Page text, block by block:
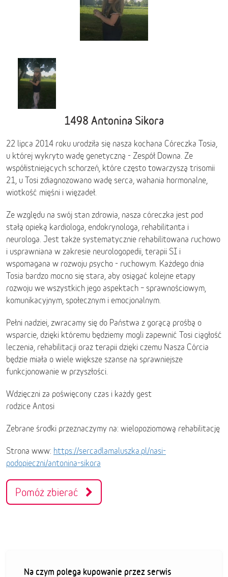
1498 Antonina Sikora
22 lipca 2014 roku urodziła się nasza kochana Córeczka Tosia,
u której wykryto wadę genetyczną - Zespół Downa. Ze
współistniejących schorzeń, które często towarzyszą trisomii
21, u Tosi zdiagnozowano wadę serca, wahania hormonalne,
wiotkość mięśni i więzadeł.
Ze względu na swój stan zdrowia, nasza córeczka jest pod
stałą opieką kardiologa, endokrynologa, rehabilitanta i
neurologa. Jest także systematycznie rehabilitowana ruchowo
i usprawniana w zakresie neurologopedii, terapii SI i
wspomagana w rozwoju psycho - ruchowym. Każdego dnia
Tosia bardzo mocno się stara, aby osiągać kolejne etapy
rozwoju we wszystkich jego aspektach – sprawnościowym,
komunikacyjnym, społecznym i emocjonalnym.
Pełni nadziei, zwracamy się do Państwa z gorącą prośbą o
wsparcie, dzięki któremu będziemy mogli zapewnić Tosi ciągłość
leczenia, rehabilitacji oraz terapii dzięki czemu Nasza Córcia
będzie miała o wiele większe szanse na sprawniejsze
funkcjonowanie w przyszłości.
Wdzięczni za poświęcony czas i każdy gest
rodzice Antosi
Zebrane środki przeznaczymy na: wielopoziomową rehabilitację
Strona www: https://sercadlamaluszka.pl/nasi-
podopieczni/antonina-sikora
Pomóż zbierać
Na czym polega kupowanie przez serwis